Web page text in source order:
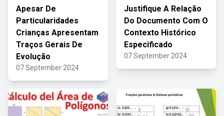
Apesar De
Particularidades
Crianças Apresentam
Traços Gerais De
Evolução
07 September 2024
Justifique A Relação
Do Documento Com O
Contexto Histórico
Especificado
07 September 2024